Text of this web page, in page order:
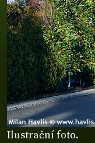
Ilustrační foto.